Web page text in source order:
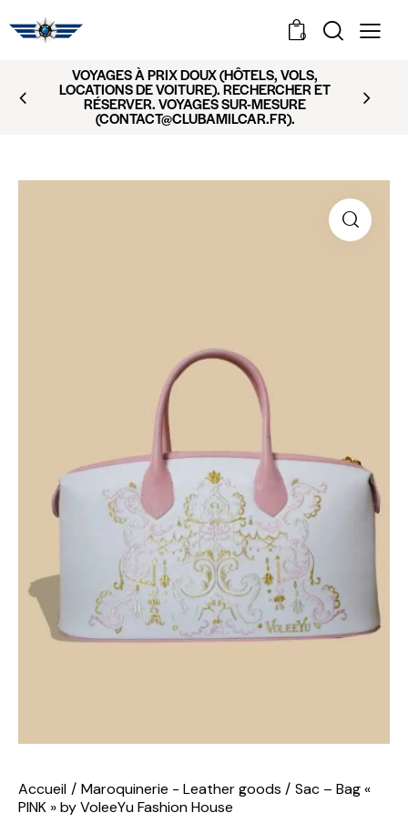
0
VOYAGES À PRIX DOUX (HÔTELS, VOLS,
LOCATIONS DE VOITURE). RECHERCHER ET
RÉSERVER. VOYAGES SUR-MESURE
(CONTACT@CLUBAMILCAR.FR).
Accueil Maroquinerie - Leather goods
Sac – Bag «
PINK » by VoleeYu Fashion House